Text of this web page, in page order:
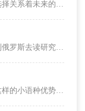
俄罗斯的教育质量很高，有不少国内的学生想到俄罗斯去读研究生，如果要申请俄罗斯留学的研究生的话选择什么专业好呢？
俄罗斯留学是有很多潜力的，而且它还有俄语这样的小语种优势，所以对于留学生来说它的留学还是有比较好的发展前景。那么在俄罗斯留学，有什么专业就业率较高？